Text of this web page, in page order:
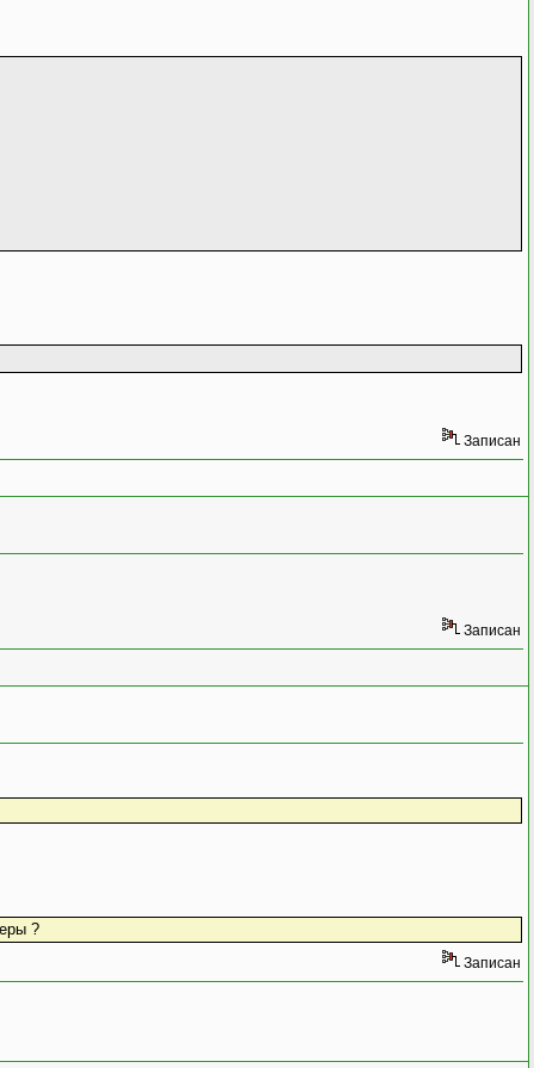
Записан
Записан
?
Записан